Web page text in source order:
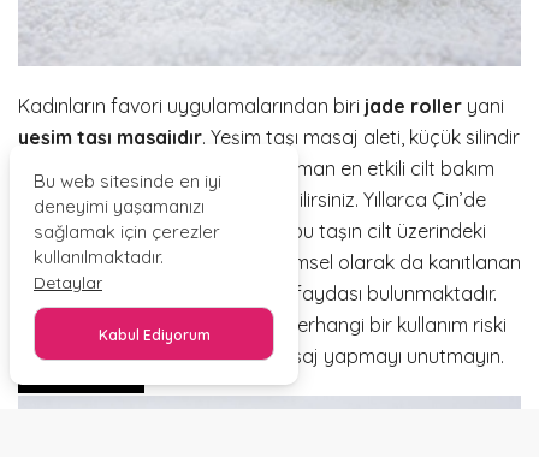
Kadınların favori uygulamalarından biri jade roller yani
yeşim taşı masajıdır. Yeşim taşı masaj aleti, küçük silindir
şeklindedir.Düzenli kullanıldığı zaman en etkili cilt bakım
aletlerinden biri olduğunu görebilirsiniz. Yıllarca Çin’de
ağrıları azaltmak için kullanılan bu taşın cilt üzerindeki
etkilerini sizler için araştırdık. Bilimsel olarak da kanıtlanan
bu masajın cilt üzerinde sayısız faydası bulunmaktadır.
Doğal taşlı masaj silindirlerinin herhangi bir kullanım riski
bulunmuyor. Boynunuza da masaj yapmayı unutmayın.
Bu web sitesinde en iyi
deneyimi yaşamanızı
sağlamak için çerezler
kullanılmaktadır.
Detaylar
Kabul Ediyorum